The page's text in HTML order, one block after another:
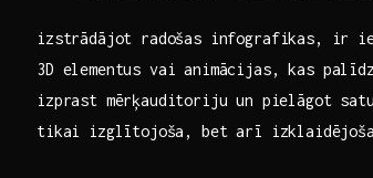
izstrādājot radošas infografikas, ir
3D elementus vai animācijas, kas
‌izprast mērķauditoriju un ⁢pielāgot⁢
tikai izglītojoša, bet arī